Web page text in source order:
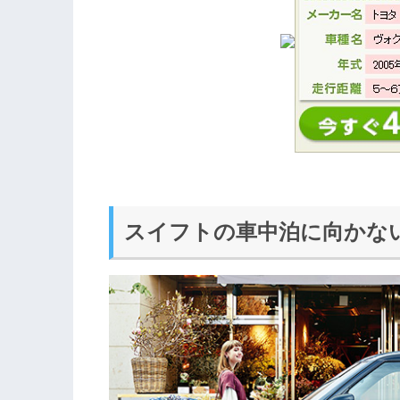
スイフトの車中泊に向かな